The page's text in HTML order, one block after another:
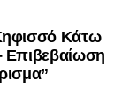
Κάτω
Επιβεβαίωση